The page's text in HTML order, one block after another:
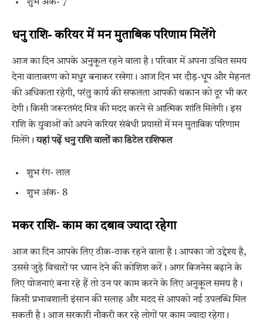
शुभ अंक- 7
धनु राशि- करियर में मन मुताबिक परिणाम मिलेंगे
आज का दिन आपके अनुकूल रहने वाला है। परिवार में अपना उचित समय
देना वातावरण को मधुर बनाकर रखेगा। आज दिन भर दौड़-धूप और मेहनत
की अधिकता रहेगी, परंतु कार्य की सफलता आपकी थकान को दूर भी कर
देगी। किसी जरूरतमंद मित्र की मदद करने से आत्मिक शांति मिलेगी। इस
राशि के युवाओं को अपने करियर संबंधी प्रयासों में मन मुताबिक परिणाम
मिलेंगे।यहां पढ़ें धनु राशि वालों का डिटेल राशिफल
शुभ रंग- लाल
शुभ अंक- 8
मकर राशि- काम का दबाव ज्यादा रहेगा
आज का दिन आपके लिए ठीक-ठाक रहने वाला है। आपका जो उद्देश्य है,
उससे जुड़े विचारों पर ध्यान देने की कोशिश करें। अगर बिजनेस बढ़ाने के
लिए योजनाएं बना रहे हैं तो उन पर काम करने के लिए अनुकूल समय है।
किसी प्रभावशाली इंसान की सलाह और मदद से आपको नई उपलब्धि मिल
सकती है। आज सरकारी नौकरी कर रहे लोगों पर काम ज्यादा रहेगा।